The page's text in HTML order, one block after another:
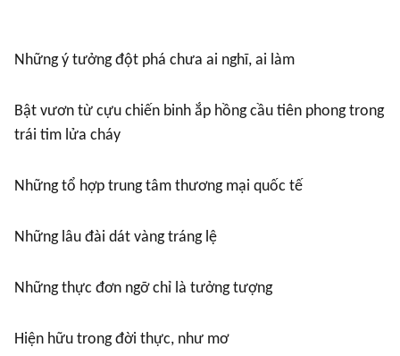
Những ý tưởng đột phá chưa ai nghĩ, ai làm
Bật vươn từ cựu chiến binh ắp hồng cầu tiên phong trong
trái tim lửa cháy
Những tổ hợp trung tâm thương mại quốc tế
Những lâu đài dát vàng tráng lệ
Những thực đơn ngỡ chỉ là tưởng tượng
Hiện hữu trong đời thực, như mơ